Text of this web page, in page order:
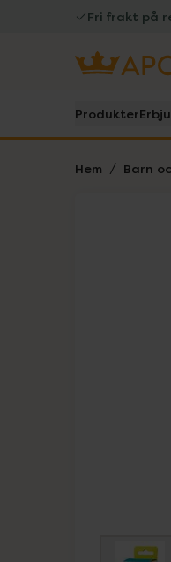
Fri frakt på
Produkter
Hem Barn